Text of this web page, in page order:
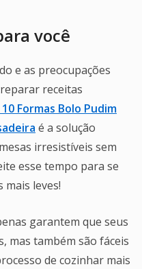
você
e as preocupações
receitas
10 Formas Bolo Pudim
é a solução
irresistíveis sem
esse tempo para se
mais leves!
garantem que seus
mas também são fáceis
de cozinhar mais